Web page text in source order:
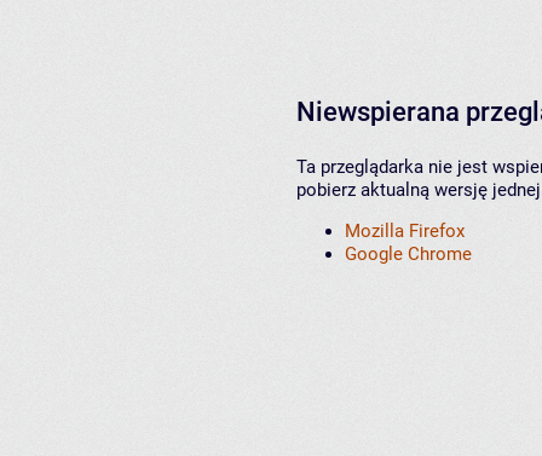
Niewspierana
Ta przeglądarka nie jest
pobierz aktualną wersję
Mozilla Firefox
Google Chrome